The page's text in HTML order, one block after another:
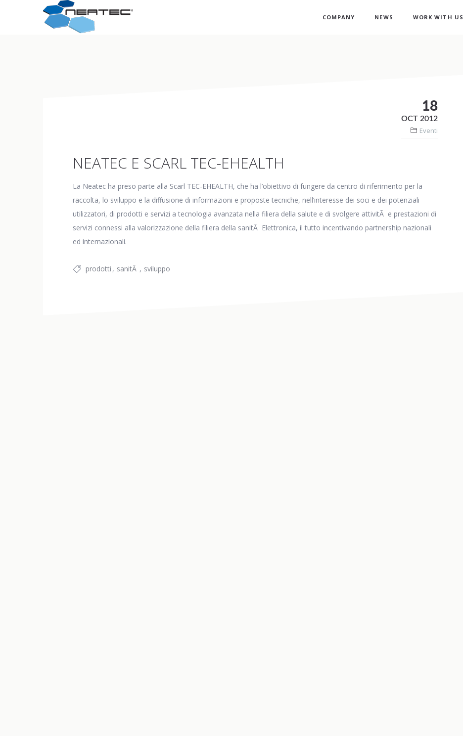
COMPANY NEWS WORK WITH US
NEATEC E SCARL TEC-EHEALTH
La Neatec ha preso parte alla Scarl TEC-EHEALTH, che ha l’obiettivo di fungere da centro di riferimento per la
raccolta, lo sviluppo e la diffusione di informazioni e proposte tecniche, nell’interesse dei soci e dei potenziali
utilizzatori, di prodotti e servizi a tecnologia avanzata nella filiera della salute e di svolgere attivitÃ e prestazioni di
servizi connessi alla valorizzazione della filiera della sanitÃ Elettronica, il tutto incentivando partnership nazionali
ed internazionali.
prodotti sanitÃ sviluppo
18
OCT 2012
Eventi